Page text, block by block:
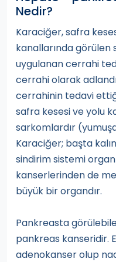
Nedir?
Karaciğer, safra
kanallarında görülen
uygulanan cerrahi
cerrahi olarak
cerrahinin tedavi
safra kesesi ve yolu
sarkomlardır
Karaciğer; başta
sindirim sistemi
kanserlerinden de
büyük bir organdır.
Pankreasta
pankreas kanseridir.
adenokanser olup